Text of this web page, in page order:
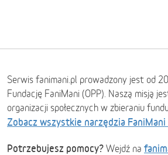
Serwis fanimani.pl prowadzony jest od
Fundację FaniMani (OPP). Naszą misją
organizacji społecznych w zbieraniu
Zobacz wszystkie narzędzia FaniMani
Potrzebujesz pomocy? Wejdź na